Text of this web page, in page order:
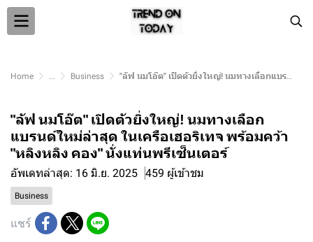
Home ... Business "ลัฟ นมโอ๊ต" เปิดตัวยิ่งใหญ่! นมทางเลือกแบรนด์ใหม่ล่าสุด ในเครือเฮอริเทจ พร้อมคว้า "หลิงหลิง คอง" นั่งแท่นพรีเซ็นเตอร์
"ลัฟ นมโอ๊ต" เปิดตัวยิ่งใหญ่! นมทางเลือก
แบรนด์ใหม่ล่าสุด ในเครือเฮอริเทจ พร้อมคว้า
"หลิงหลิง คอง" นั่งแท่นพรีเซ็นเตอร์
อัพเดทล่าสุด: 16 มิ.ย. 2025 459 ผู้เข้าชม
Business
แชร์